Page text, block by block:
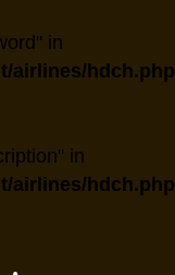
in
airlines/hdch.php
in
airlines/hdch.php